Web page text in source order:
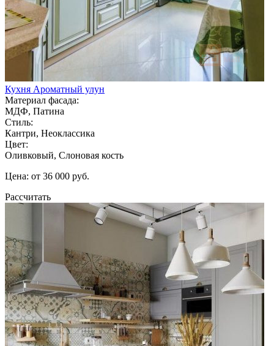
Кухня Ароматный улун
Материал фасада:
МДФ, Патина
Стиль:
Кантри, Неоклассика
Цвет:
Оливковый, Слоновая кость
Цена: от 36 000 руб.
Рассчитать